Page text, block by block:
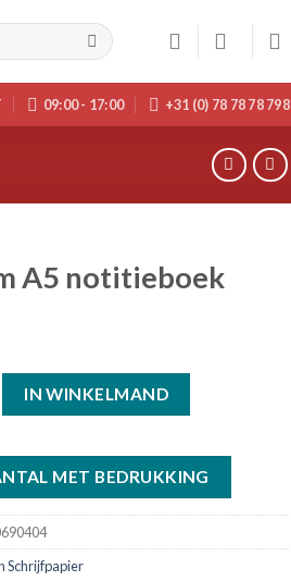
09:00 - 17:00 +31 (0) 78 78 78 798
A5 notitieboek
IN WINKELMAND
Schrijfpapier